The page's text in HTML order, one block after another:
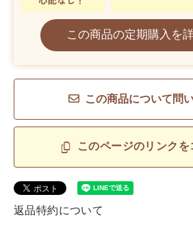
この商品の定期購入を
この商品について問
このページのリンクを
返品特約について